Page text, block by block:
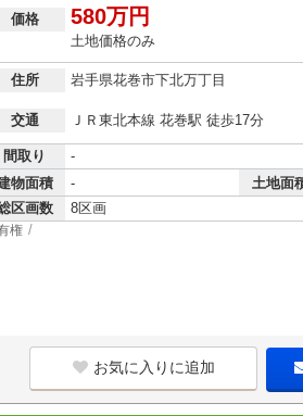
価格 580万円
土地価格のみ
住所 岩手県花巻市下北万丁目
交通 ＪＲ東北本線 花巻駅 徒歩17分
間取り
-
物面積
- 土地面
区画数 8区画
権
お気に入りに追加